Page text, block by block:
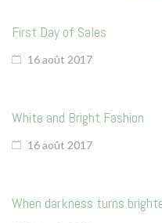
Carte cadeau
First Day of Sales
16 août 2017
White and Bright Fashion
16 août 2017
When darkness turns